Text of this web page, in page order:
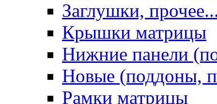
Заглушки,
Крышки матрицы
Нижние панели
Новые (поддоны,
Рамки матрицы